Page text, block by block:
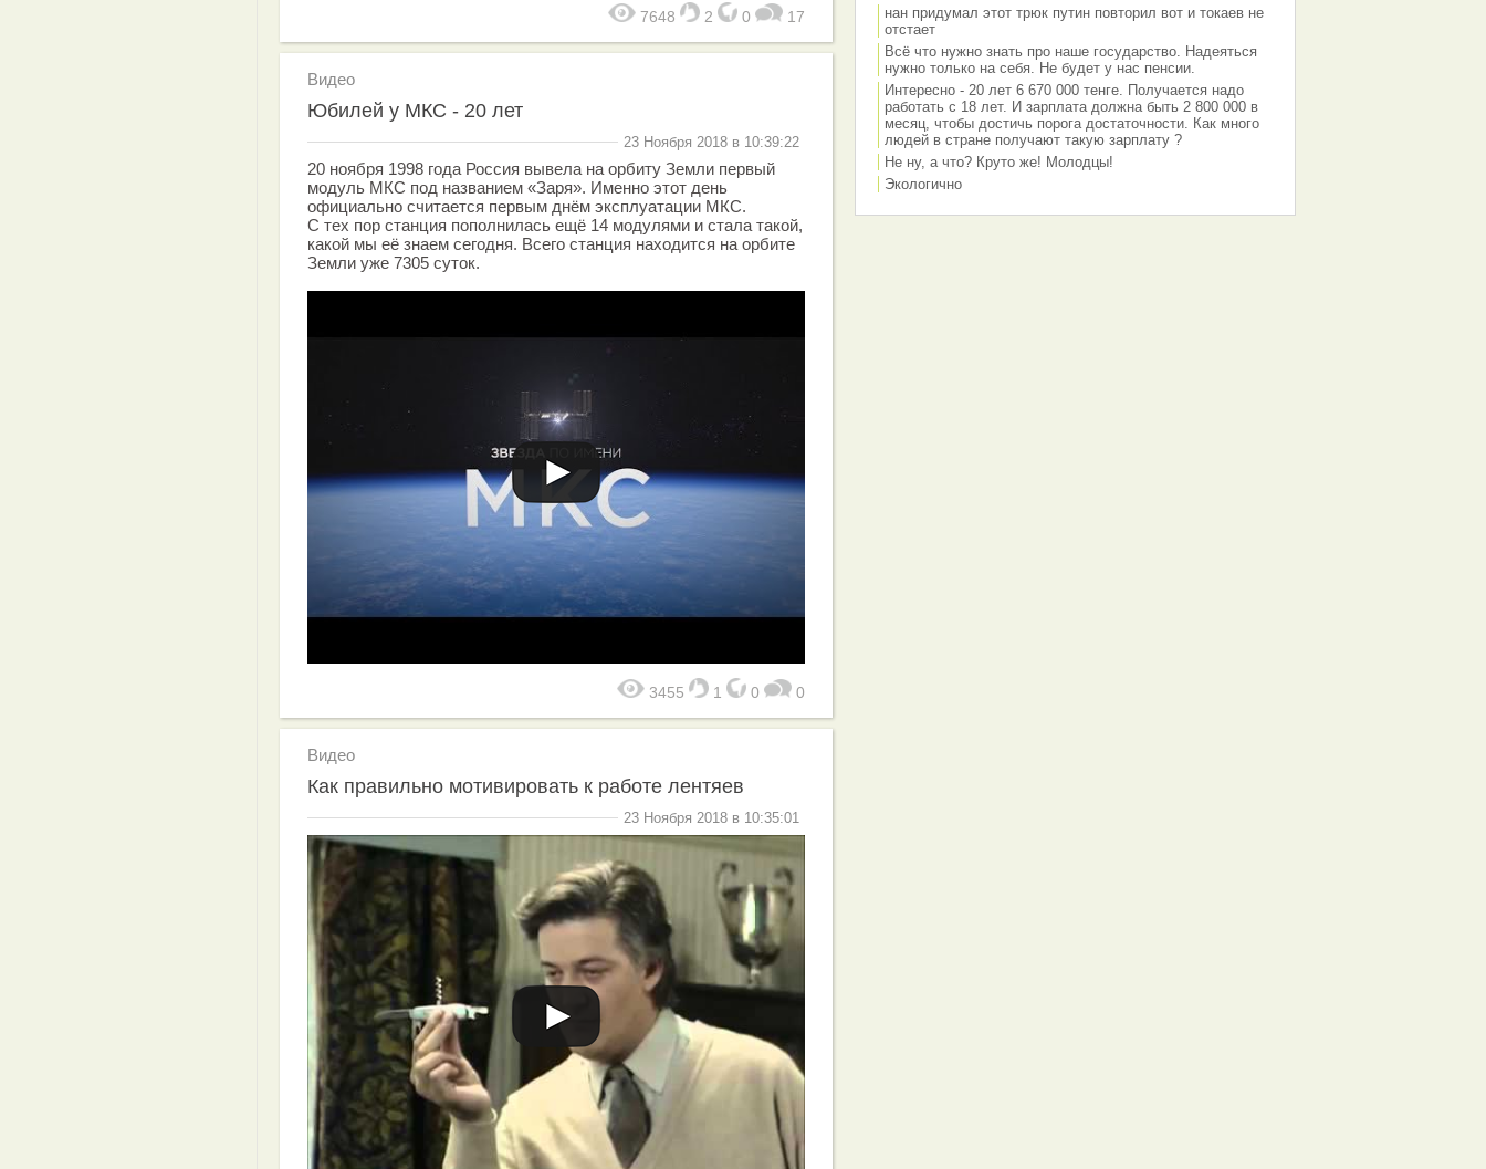
7648 2 0 17
Видео
Юбилей у МКС - 20 лет
23 Ноября 2018 в 10:39:22
20 ноября 1998 года Россия вывела на орбиту Земли первый
модуль МКС под названием «Заря». Именно этот день
официально считается первым днём эксплуатации МКС.
С тех пор станция пополнилась ещё 14 модулями и стала такой,
какой мы её знаем сегодня. Всего станция находится на орбите
Земли уже 7305 суток.
3455 1 0 0
Видео
Как правильно мотивировать к работе лентяев
23 Ноября 2018 в 10:35:01
нан придумал этот трюк путин повторил вот и токаев не
отстает
Всё что нужно знать про наше государство. Надеяться
нужно только на себя. Не будет у нас пенсии.
Интересно - 20 лет 6 670 000 тенге. Получается надо
работать с 18 лет. И зарплата должна быть 2 800 000 в
месяц, чтобы достичь порога достаточности. Как много
людей в стране получают такую зарплату ?
Не ну, а что? Круто же! Молодцы!
Экологично